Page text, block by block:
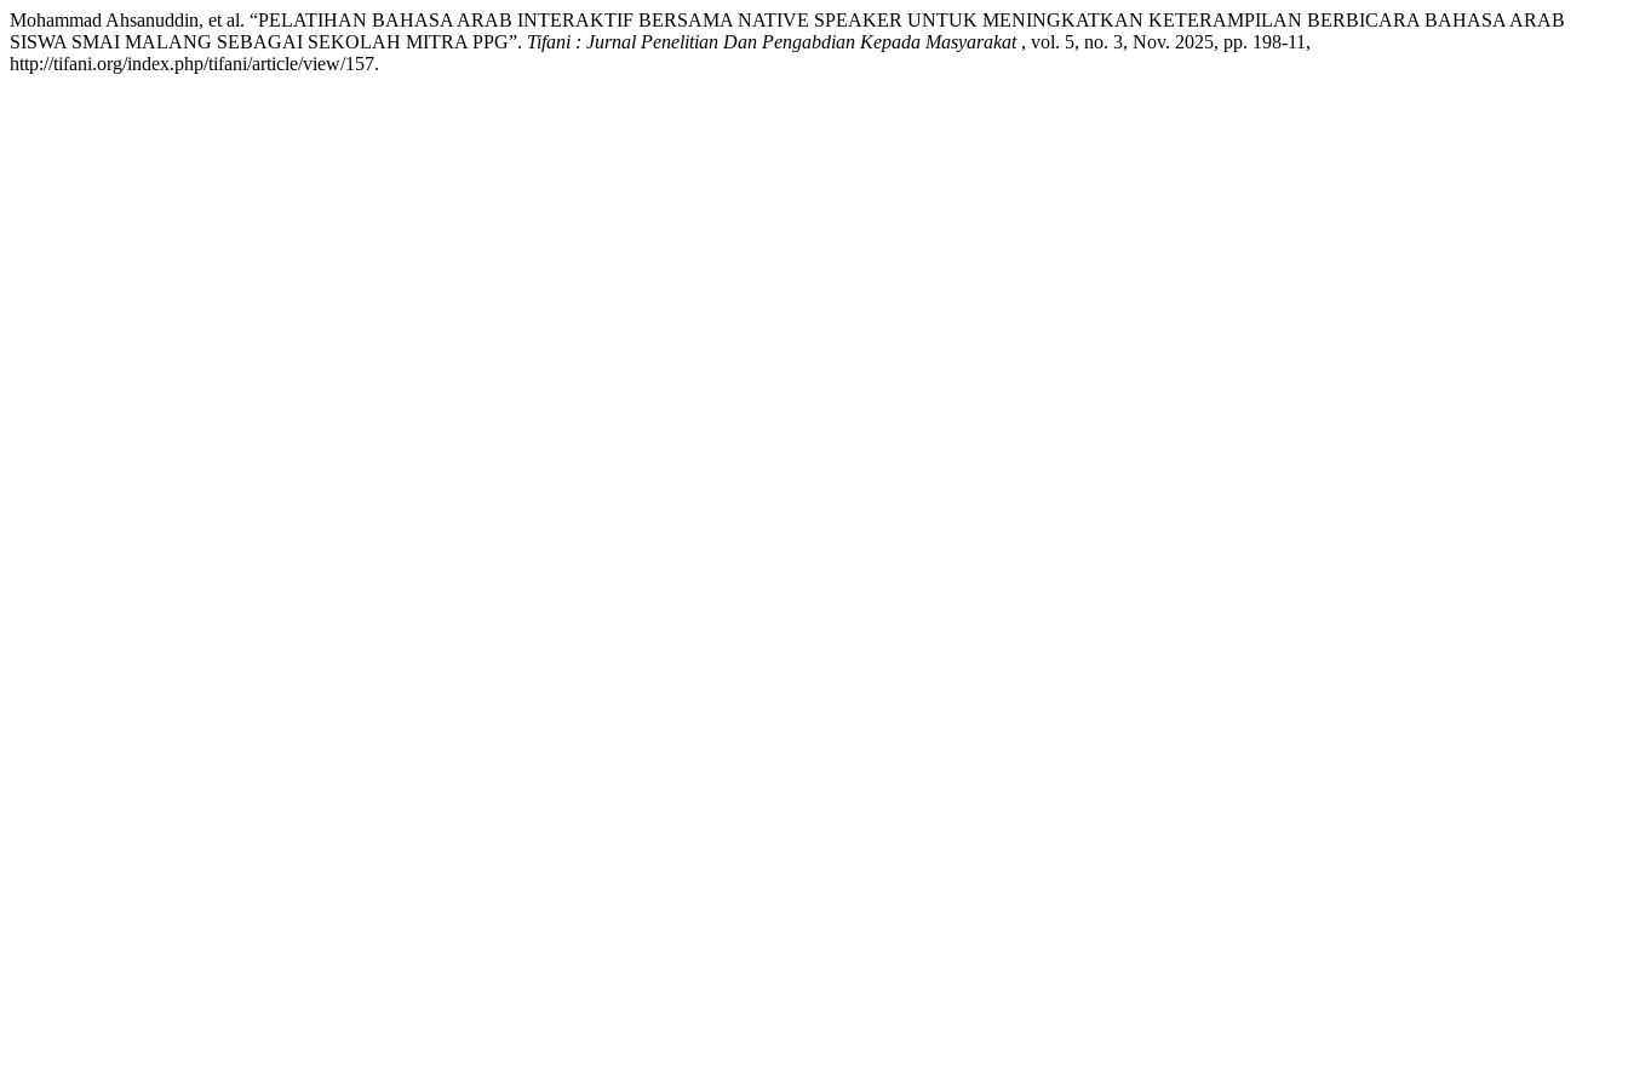
Mohammad Ahsanuddin, et al. “PELATIHAN BAHASA ARAB INTERAKTIF BERSAMA NATIVE SPEAKER UNTUK MENINGKATKAN KETERAMPILAN BERBICARA BAHASA ARAB
SISWA SMAI MALANG SEBAGAI SEKOLAH MITRA PPG”. Tifani : Jurnal Penelitian Dan Pengabdian Kepada Masyarakat , vol. 5, no. 3, Nov. 2025, pp. 198-11,
http://tifani.org/index.php/tifani/article/view/157.